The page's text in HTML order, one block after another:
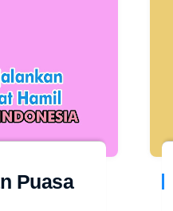
Puasa